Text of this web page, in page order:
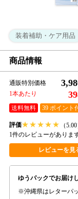
装着補助・ケア用品
商品情報
通販特別価格
1本あたり
送料無料 39 ポイント
評価★ ★ ★ ★ ★
（5.00
1件のレビューがあります
レビューを見
ゆうパックでお届け
沖縄県はレターパ